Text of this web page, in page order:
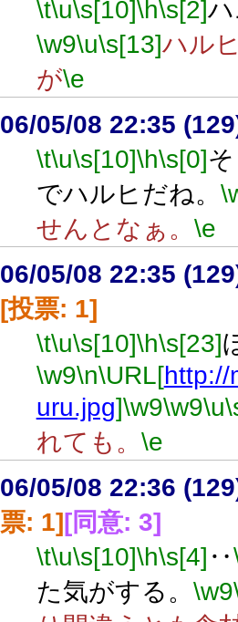
\t\u\s[10]\h\s[2]
\w9\u\s[13]ハル
が\e
06/05/08 22:35
\t\u\s[10]\h\s[0]
でハルヒだね。
せんとなぁ。 \e
06/05/08 22:35
[投票: 1]
\t\u\s[10]\h\s[23]
\w9\n\URL[http://
uru.jpg]\w9\w9\u
れても。 \e
06/05/08 22:36
票: 1] [同意: 3]
\t\u\s[10]\h\s[4] ‥
た気がする。 \w9